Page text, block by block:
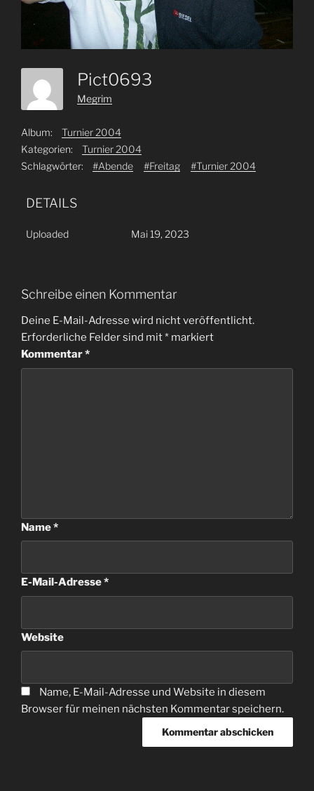
Pict0693
Megrim
Album:
Turnier 2004
Kategorien:
Turnier 2004
Schlagwörter:
#Abende #Freitag #Turnier 2004
DETAILS
Uploaded Mai 19, 2023
Schreibe einen Kommentar
Deine E-Mail-Adresse wird nicht veröffentlicht.
Erforderliche Felder sind mit* markiert
Kommentar*
Name*
E-Mail-Adresse*
Website
Name, E-Mail-Adresse und Website in diesem
Browser für meinen nächsten Kommentar speichern.